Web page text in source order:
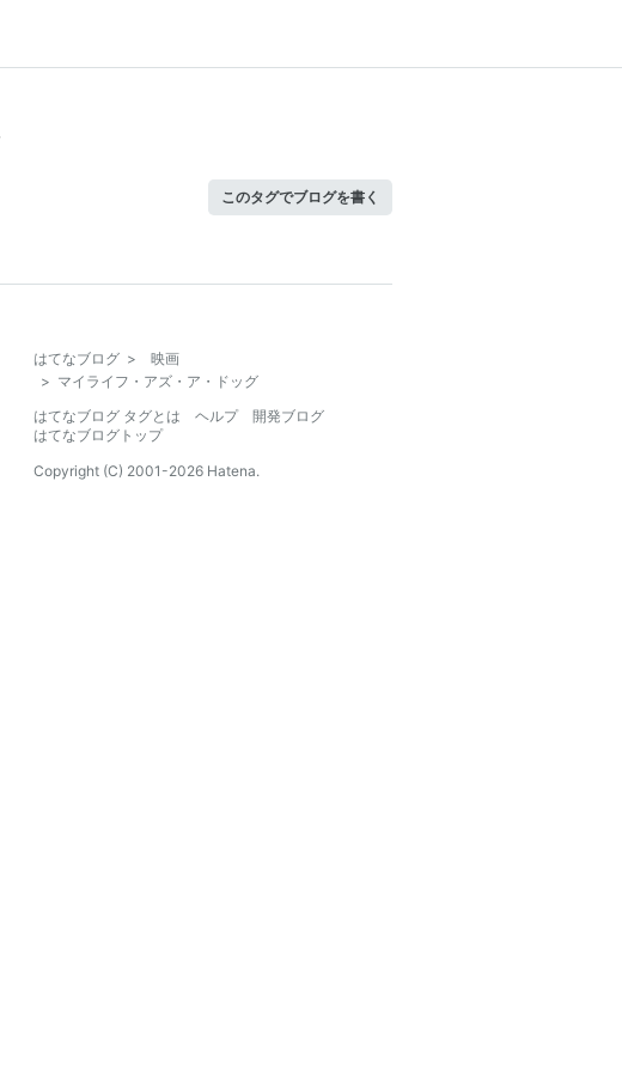
このタグでブログを書く
はてなブログ >
映画
> マイライフ・アズ・ア・ドッグ
はてなブログ タグとは
ヘルプ
開発ブログ
はてなブログトップ
Copyright (C) 2001-2026 Hatena.